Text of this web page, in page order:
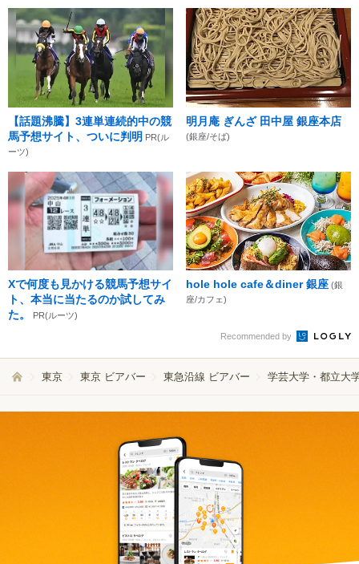
【話題沸騰】3連単連続的中の競
馬予想サイト、ついに判明 PR(ル
ーツ)
明月庵 ぎんざ 田中屋 銀座本店
(銀座/そば)
Xで何度も見かける競馬予想サイ
ト、本当に当たるのか試してみ
た。
PR(ルーツ)
hole hole cafe＆diner 銀座 (銀
座/カフェ)
Recommended by
東京 東京 ビアバー 東急沿線 ビアバー 学芸大学・都立大